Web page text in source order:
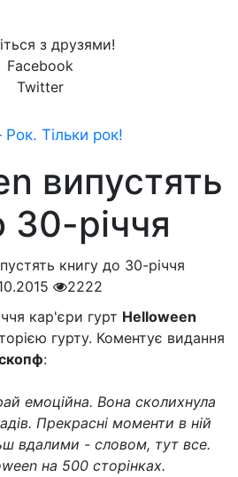
з друзями!
Facebook
Twitter
Тільки рок!
випустять
30-річчя
2222
кар'єри гурт Helloween
гурту. Коментує видання
:
емоційна. Вона сколихнула
Прекрасні моменти в ній
вдалими - словом, тут все.
на 500 сторінках.